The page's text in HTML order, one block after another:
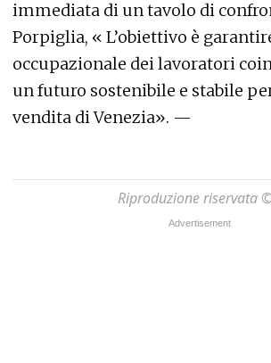
immediata di un tavolo di
Porpiglia, « L’obiettivo è
occupazionale dei lavoratori
un futuro sostenibile e stabile
vendita di Venezia». —
Riproduzione riservata